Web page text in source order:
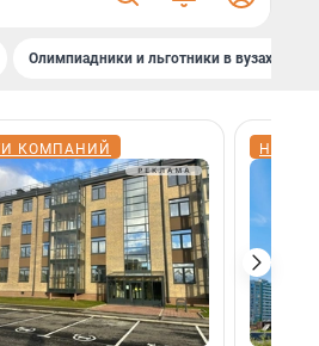
Олимпиадники и льготники в вузах СПб
КОМПАНИЙ